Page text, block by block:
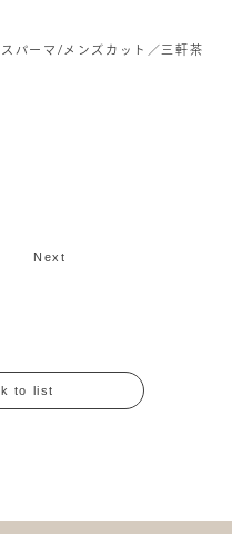
パーマ/メンズカット／三軒茶
Next
to list